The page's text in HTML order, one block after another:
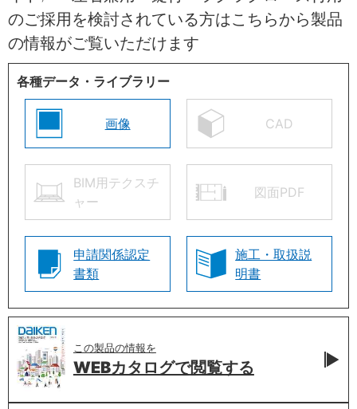
のご採用を検討されている方はこちらから製品
の情報がご覧いただけます
各種データ・ライブラリー
画像 CAD
BIM用テクスチ
ャー
図面PDF
申請関係認定
書類
施工・取扱説
明書
この製品の情報を
WEBカタログで閲覧する